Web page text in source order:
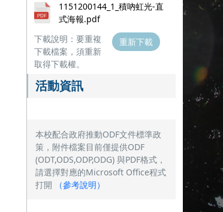
1151200144_1_積吶虹光-直
式海報.pdf
下載說明：要重複
下載檔案，須重新
取得下載權。
重新下載
活動資訊
本校配合政府推動ODF文件標準政
策，附件檔案目前僅提供ODF
(ODT,ODS,ODP,ODG) 與PDF格式，
請選擇對應的Microsoft Office程式
打開
（參考說明）